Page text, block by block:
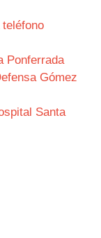
Ponferrada
Gómez
Santa